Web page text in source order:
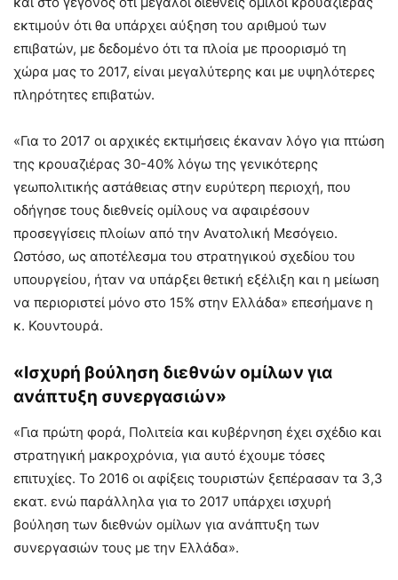
εκτιμούν ότι θα υπάρχει αύξηση του αριθμού των
επιβατών, με δεδομένο ότι τα πλοία με προορισμό τη
χώρα μας το 2017, είναι μεγαλύτερης και με υψηλότερες
πληρότητες επιβατών.
«Για το 2017 οι αρχικές εκτιμήσεις έκαναν λόγο για πτώση
της κρουαζιέρας 30-40% λόγω της γενικότερης
γεωπολιτικής αστάθειας στην ευρύτερη περιοχή, που
οδήγησε τους διεθνείς ομίλους να αφαιρέσουν
προσεγγίσεις πλοίων από την Ανατολική Μεσόγειο.
Ωστόσο, ως αποτέλεσμα του στρατηγικού σχεδίου του
υπουργείου, ήταν να υπάρξει θετική εξέλιξη και η μείωση
να περιοριστεί μόνο στο 15% στην Ελλάδα» επεσήμανε η
κ. Κουντουρά.
«Ισχυρή βούληση διεθνών ομίλων για
ανάπτυξη συνεργασιών»
«Για πρώτη φορά, Πολιτεία και κυβέρνηση έχει σχέδιο και
στρατηγική μακροχρόνια, για αυτό έχουμε τόσες
επιτυχίες. Το 2016 οι αφίξεις τουριστών ξεπέρασαν τα 3,3
εκατ. ενώ παράλληλα για το 2017 υπάρχει ισχυρή
βούληση των διεθνών ομίλων για ανάπτυξη των
συνεργασιών τους με την Ελλάδα».